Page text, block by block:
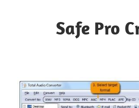
Safe Pro